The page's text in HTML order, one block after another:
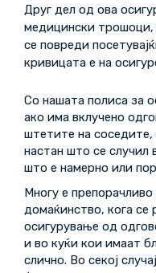
Друг дел од ова
медицински трошоци,
се повреди
кривицата е на
Со нашата полиса за
ако има вклучено
штетите на соседите,
настан што се случил
што е намерно или
Многу е
домаќинство, кога се
осигурување од
и во куќи кои имаат
слично. Во секој